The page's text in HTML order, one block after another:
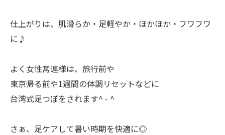
仕上がりは、肌滑らか・足軽やか・ほかほか・フワフワ
に♪
よく女性常連様は、旅行前や
東京帰る前や1週間の体調リセットなどに
台湾式足つぼをされます^ - ^
さぁ、足ケアして暑い時期を快適に◎